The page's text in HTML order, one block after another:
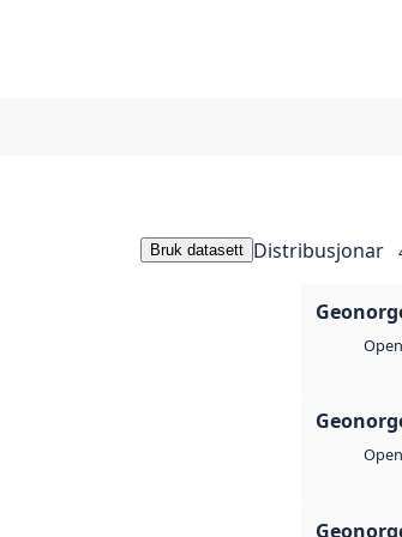
Bruk datasett Distribusjonar